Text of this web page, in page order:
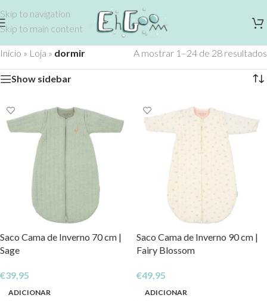
Skip to navigation
Skip to main content
Início » Loja » dormir A mostrar 1–24 de 28 resultados
Show sidebar
Saco Cama de Inverno 70 cm |
Sage
€39,95
ADICIONAR
Saco Cama de Inverno 90 cm |
Fairy Blossom
€49,95
ADICIONAR